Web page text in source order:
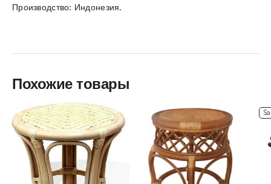
Производство: Индонезия.
Похожие товары